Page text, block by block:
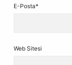
E-Posta*
Web Sitesi